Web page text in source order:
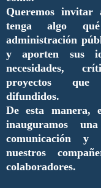
Queremos
tenga algo
administración
y aporten sus
necesidades,
proyectos
difundidos.
De esta manera,
inauguramos
comunicación y
nuestros
colaboradores.